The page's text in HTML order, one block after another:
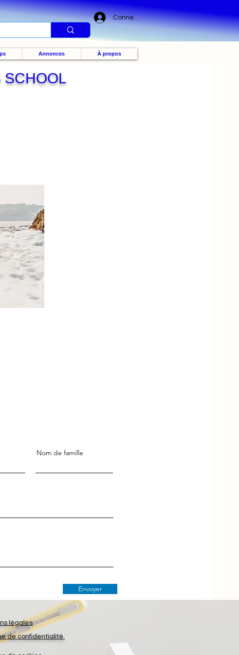
Connexion
Annonces À propos
SCHOOL
Nom de famille
Envoyer
légales
de confidentialité